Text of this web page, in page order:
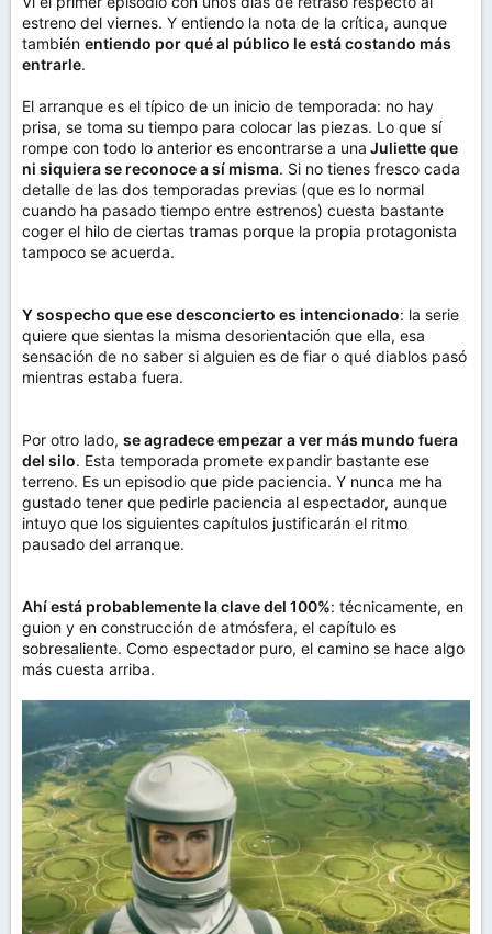
estreno del viernes. Y entiendo la nota de la crítica, aunque
también entiendo por qué al público le está costando más
entrarle.
El arranque es el típico de un inicio de temporada: no hay
prisa, se toma su tiempo para colocar las piezas. Lo que sí
rompe con todo lo anterior es encontrarse a una Juliette que
ni siquiera se reconoce a sí misma. Si no tienes fresco cada
detalle de las dos temporadas previas (que es lo normal
cuando ha pasado tiempo entre estrenos) cuesta bastante
coger el hilo de ciertas tramas porque la propia protagonista
tampoco se acuerda.
Y sospecho que ese desconcierto es intencionado: la serie
quiere que sientas la misma desorientación que ella, esa
sensación de no saber si alguien es de fiar o qué diablos pasó
mientras estaba fuera.
Por otro lado, se agradece empezar a ver más mundo fuera
del silo. Esta temporada promete expandir bastante ese
terreno. Es un episodio que pide paciencia. Y nunca me ha
gustado tener que pedirle paciencia al espectador, aunque
intuyo que los siguientes capítulos justificarán el ritmo
pausado del arranque.
Ahí está probablemente la clave del 100%: técnicamente, en
guion y en construcción de atmósfera, el capítulo es
sobresaliente. Como espectador puro, el camino se hace algo
más cuesta arriba.